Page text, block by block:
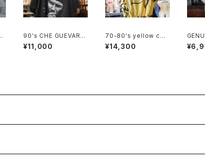
90's CHE GUEVARA
fade-black cotton
photo print Tee
¥11,000
70-80's yellow cott
on french sleeve bl
ouse Dress
¥14,300
ag